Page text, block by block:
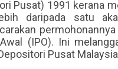
Pusat) 1991 kerana
daripada satu
(IPO). Ini
Pusat